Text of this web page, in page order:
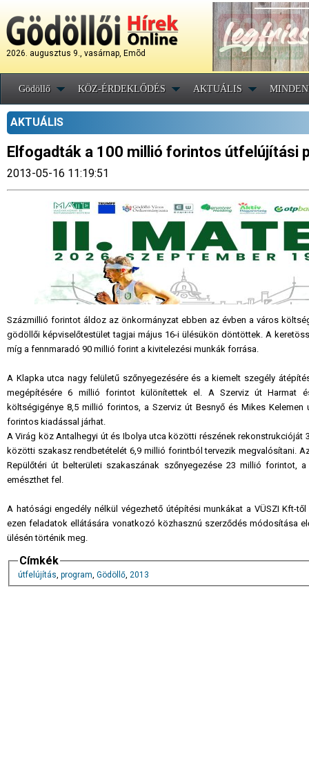
2026. augusztus 9., vasárnap, Emõd
Gödöllő KÖZ-ÉRDEKLŐDÉS AKTUÁLIS
AKTUÁLIS
Elfogadták a 100 millió forintos útfelújítási
2013-05-16 11:19:51
Százmillió forintot áldoz az önkormányzat ebben az évben a város
gödöllői képviselőtestület tagjai május 16-i ülésükön döntöttek. A
míg a fennmaradó 90 millió forint a kivitelezési munkák forrása.
A Klapka utca nagy felületű szőnyegezésére és a kiemelt szegély
megépítésére 6 millió forintot különítettek el. A Szerviz út Harmat
költségigénye 8,5 millió forintos, a Szerviz út Besnyő és Mikes
forintos kiadással járhat.
A Virág köz Antalhegyi út és Ibolya utca közötti részének rekonstrukcióját
közötti szakasz rendbetételét 6,9 millió forintból tervezik megvalósítani.
Repülőtéri út belterületi szakaszának szőnyegezése 23 millió forintot,
emészthet fel.
A hatósági engedély nélkül végezhető útépítési munkákat a VÜSZI Kft-
ezen feladatok ellátására vonatkozó közhasznú szerződés módosítása
ülésén történik meg.
Címkék
útfelújítás, program, Gödöllő, 2013